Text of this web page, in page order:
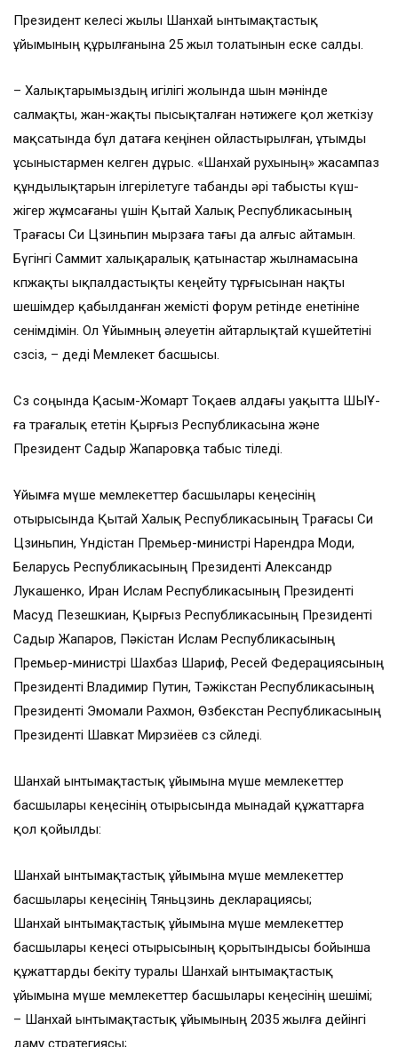
Президент келесі жылы Шанхай ынтымақтастық
ұйымының құрылғанына 25 жыл толатынын еске салды.
– Халықтарымыздың игілігі жолында шын мәнінде
салмақты, жан-жақты пысықталған нәтижеге қол жеткізу
мақсатында бұл датаға кеңінен ойластырылған, ұтымды
ұсыныстармен келген дұрыс. «Шанхай рухының» жасампаз
құндылықтарын ілгерілетуге табанды әрі табысты күш-
жігер жұмсағаны үшін Қытай Халық Республикасының
Төрағасы Си Цзиньпин мырзаға тағы да алғыс айтамын.
Бүгінгі Саммит халықаралық қатынастар жылнамасына
көпжақты ықпалдастықты кеңейту тұрғысынан нақты
шешімдер қабылданған жемісті форум ретінде енетініне
сенімдімін. Ол Ұйымның әлеуетін айтарлықтай күшейтетіні
сөзсіз, – деді Мемлекет басшысы.
Сөз соңында Қасым-Жомарт Тоқаев алдағы уақытта ШЫҰ-
ға төрағалық ететін Қырғыз Республикасына және
Президент Садыр Жапаровқа табыс тіледі.
Ұйымға мүше мемлекеттер басшылары кеңесінің
отырысында Қытай Халық Республикасының Төрағасы Си
Цзиньпин, Үндістан Премьер-министрі Нарендра Моди,
Беларусь Республикасының Президенті Александр
Лукашенко, Иран Ислам Республикасының Президенті
Масуд Пезешкиан, Қырғыз Республикасының Президенті
Садыр Жапаров, Пәкістан Ислам Республикасының
Премьер-министрі Шахбаз Шариф, Ресей Федерациясының
Президенті Владимир Путин, Тәжікстан Республикасының
Президенті Эмомали Рахмон, Өзбекстан Республикасының
Президенті Шавкат Мирзиёев сөз сөйледі.
Шанхай ынтымақтастық ұйымына мүше мемлекеттер
басшылары кеңесінің отырысында мынадай құжаттарға
қол қойылды:
Шанхай ынтымақтастық ұйымына мүше мемлекеттер
басшылары кеңесінің Тяньцзинь декларациясы;
Шанхай ынтымақтастық ұйымына мүше мемлекеттер
басшылары кеңесі отырысының қорытындысы бойынша
құжаттарды бекіту туралы Шанхай ынтымақтастық
ұйымына мүше мемлекеттер басшылары кеңесінің шешімі;
– Шанхай ынтымақтастық ұйымының 2035 жылға дейінгі
даму стратегиясы;